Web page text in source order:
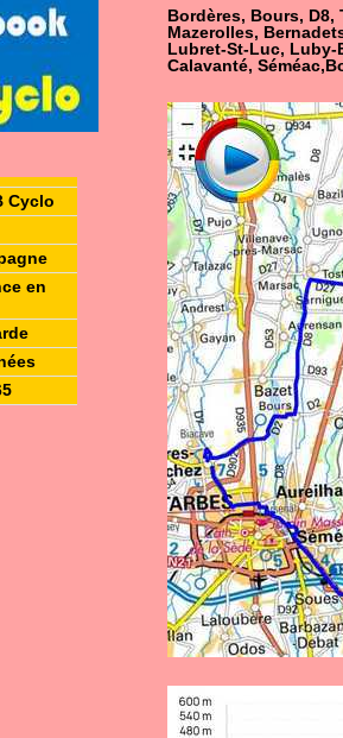
Cyclo
en
Bordères, Bours, D8,
Mazerolles,
Lubret-St-Luc, Luby-
Calavanté,